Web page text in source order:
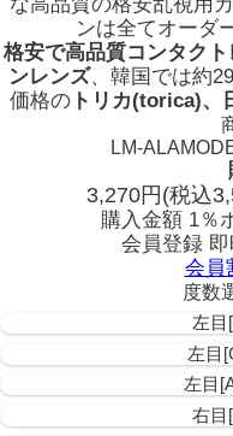
ンは全てオーダ
格安で高品質コンタク
ンレンズ、韓国では約
価格の トリカ(torica)、
LM-
3,270円(税込
購入金額 1％
会員登録
会員
度数
左
左目
左目
右